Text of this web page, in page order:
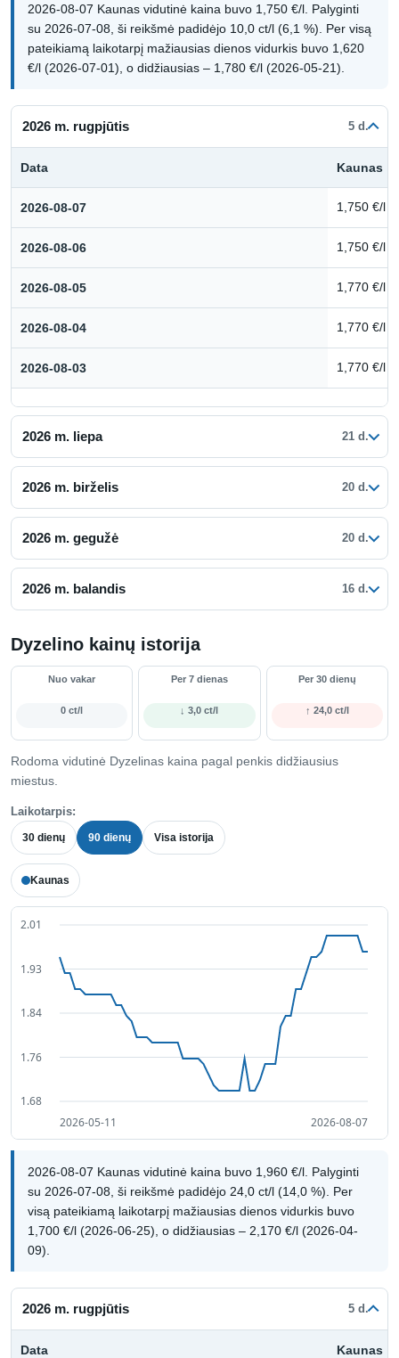
2026-08-07 Kaunas vidutinė kaina buvo 1,750 €/l. Palyginti
su 2026-07-08, ši reikšmė padidėjo 10,0 ct/l (6,1 %). Per visą
pateikiamą laikotarpį mažiausias dienos vidurkis buvo 1,620
€/l (2026-07-01), o didžiausias – 1,780 €/l (2026-05-21).
2026 m. rugpjūtis 5 d.
Data Kaunas
2026-08-07 1,750 €/l
2026-08-06 1,750 €/l
2026-08-05 1,770 €/l
2026-08-04 1,770 €/l
2026-08-03 1,770 €/l
2026 m. liepa 21 d.
2026 m. birželis 20 d.
2026 m. gegužė 20 d.
2026 m. balandis 16 d.
Dyzelino kainų istorija
Nuo vakar
0 ct/l
Per 7 dienas
↓ 3,0 ct/l
Per 30 dienų
↑ 24,0 ct/l
Rodoma vidutinė Dyzelinas kaina pagal penkis didžiausius
miestus.
Laikotarpis:
30 dienų 90 dienų Visa istorija
Kaunas
2026-08-07 Kaunas vidutinė kaina buvo 1,960 €/l. Palyginti
su 2026-07-08, ši reikšmė padidėjo 24,0 ct/l (14,0 %). Per
visą pateikiamą laikotarpį mažiausias dienos vidurkis buvo
1,700 €/l (2026-06-25), o didžiausias – 2,170 €/l (2026-04-
09).
2026 m. rugpjūtis 5 d.
Data Kaunas